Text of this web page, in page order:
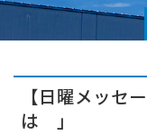
【日曜メッ
は 」